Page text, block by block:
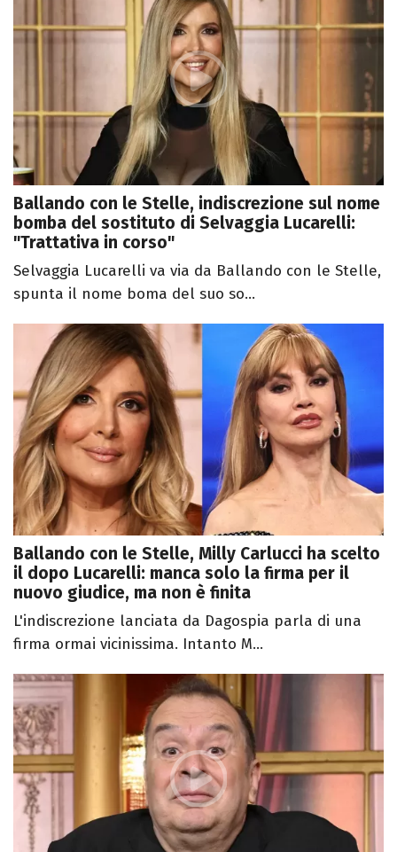
Ballando con le Stelle, indiscrezione sul nome
bomba del sostituto di Selvaggia Lucarelli:
"Trattativa in corso"
Selvaggia Lucarelli va via da Ballando con le Stelle,
spunta il nome boma del suo so...
Ballando con le Stelle, Milly Carlucci ha scelto
il dopo Lucarelli: manca solo la firma per il
nuovo giudice, ma non è finita
L'indiscrezione lanciata da Dagospia parla di una
firma ormai vicinissima. Intanto M...